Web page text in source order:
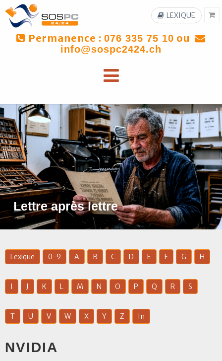
Permanence : 076 335 75 10 ou
info@sospc2424.ch
LEXIQUE
Lettre après lettre
Lexique 0-9 A B C D E F G H
I J K L M N O P Q R S
T U V W X Y Z In
NVIDIA